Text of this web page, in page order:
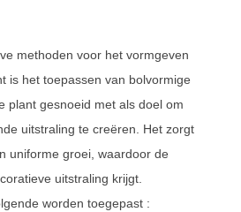
methoden voor het vormgeven
is het toepassen van bolvormige
plant gesnoeid met als doel om
uitstraling te creëren. Het zorgt
uniforme groei, waardoor de
uitstraling krijgt.
worden toegepast :